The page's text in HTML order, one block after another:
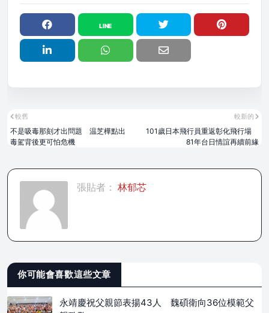
較新的
101歲日本飛行員重返彰化飛行場
81年台日情誼再續前緣
較舊
不是吸毒那刻才出問題 温芝樺點出
毒駕背後更可怕危機
張貼者： 林郁芯
你可能會喜歡這些文章
永靖慶祝父親節表揚43人 魏碩衛向36位模範父